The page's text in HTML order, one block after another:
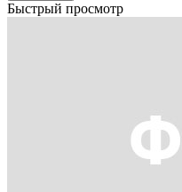
Быстрый просмотр